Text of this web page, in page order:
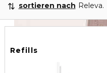
sortieren nach Relevanz
Refills